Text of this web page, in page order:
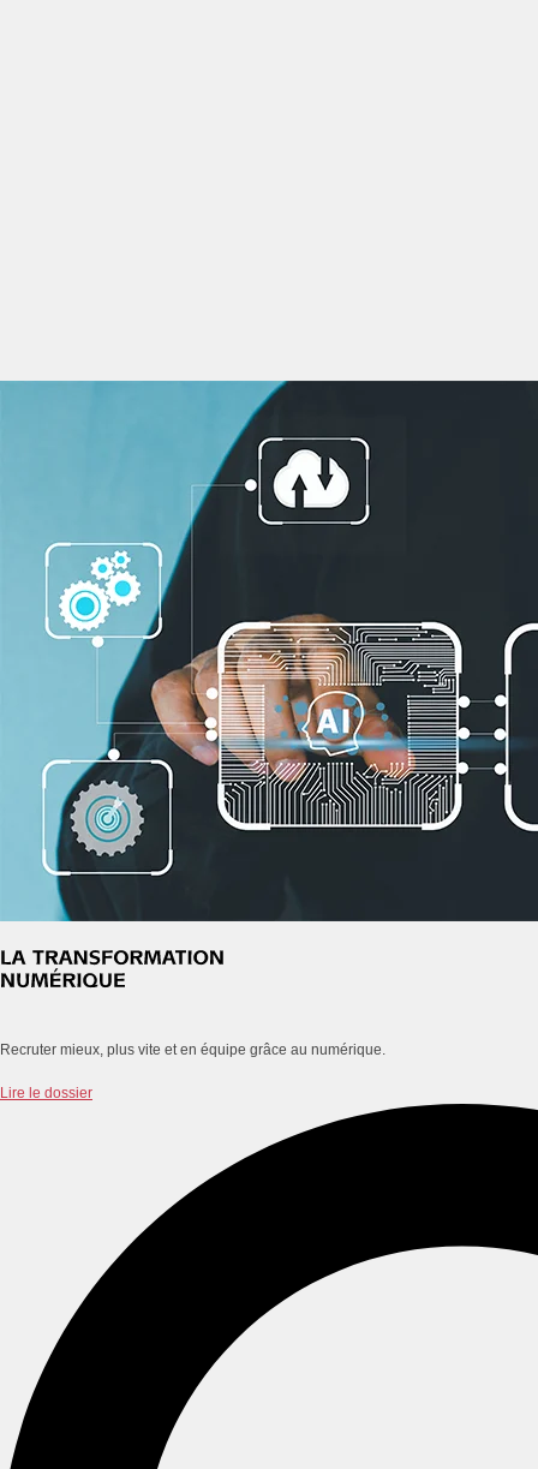
Recruter mieux, plus vite et en équipe grâce au numérique.
Lire le dossier